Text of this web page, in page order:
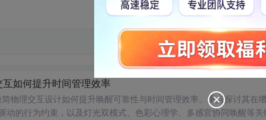
互如何提升时间管理效率
简物理交互设计如何提升唤醒可靠性与时间管理效率。重点探讨其在
动的行为约束，以及灯光双模式、色彩心理学、多感官协同唤醒等关